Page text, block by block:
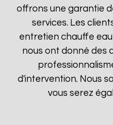
offrons une garantie
services. Les
entretien chauffe
nous ont donné des
d'intervention. Nous
vous serez